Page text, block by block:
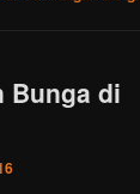
Bunga di